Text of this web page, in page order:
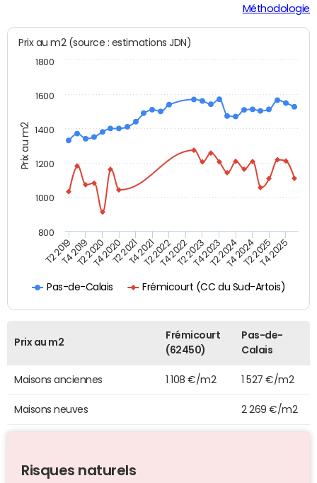
Méthodologie
Prix au m2
Prix au m2 (source : estimations JDN)
Pas-de-Calais Frémicourt (CC du Sud-Artois)
T2 2019T4 2019T2 2020T4 2020T2 2021T4 2021T2 2022T4 2022T2 2023T4 2023T2 2024T4 2024T2 2025T4 2025
800
1000
1200
1400
1600
1800
Prix au m2
Frémicourt
(62450)
Pas-de-
Calais
Maisons anciennes 1 108 €/m2 1 527 €/m2
Maisons neuves 2 269 €/m2
Risques naturels